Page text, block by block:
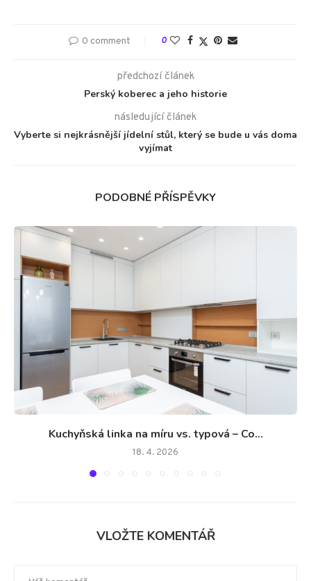
0 comment 0
předchozí článek
Perský koberec a jeho historie
následující článek
Vyberte si nejkrásnější jídelní stůl, který se bude u vás doma
vyjímat
PODOBNÉ PŘÍSPĚVKY
Kuchyňská linka na míru vs. typová – Co...
18. 4. 2026
VLOŽTE KOMENTÁŘ